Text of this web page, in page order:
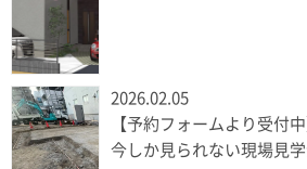
2026.02.05
【予約フォームより受付
今しか見られない現場見学